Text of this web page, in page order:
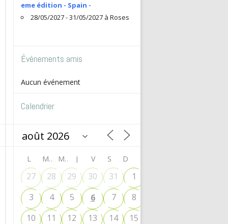
eme édition - Spain -
28/05/2027 - 31/05/2027 à Roses
Événements amis
Aucun événement
Calendrier
L M M J V S D
27 28 29 30 31 1
3
4 5 6 7 8
10
11 12 13 14 15